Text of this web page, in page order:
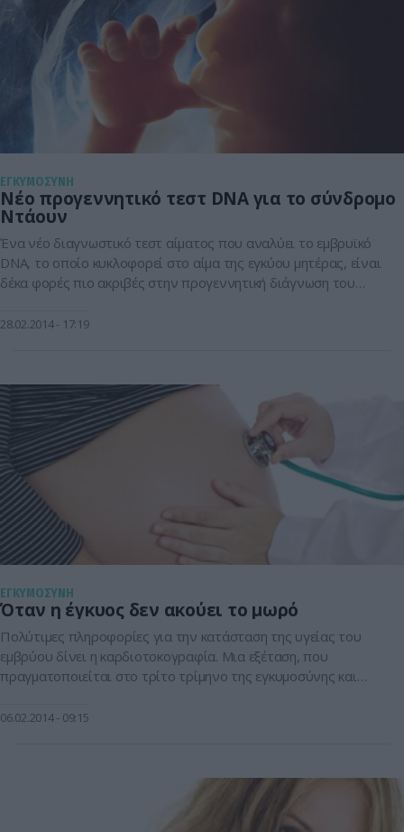
ΕΓΚΥΜΟΣΥΝΗ
Νέο προγεννητικό τεστ DNA για το σύνδρομο
Ντάουν
Ένα νέο διαγνωστικό τεστ αίματος που αναλύει το εμβρυϊκό
DNA, το οποίο κυκλοφορεί στο αίμα της εγκύου μητέρας, είναι
δέκα φορές πιο ακριβές στην προγεννητική διάγνωση του
παιδιού, σε σχέση με τα υπάρχοντα τεστ αίματος και
28.02.2014 17:19
ΕΓΚΥΜΟΣΥΝΗ
Όταν η έγκυος δεν ακούει το μωρό
Πολύτιμες πληροφορίες για την κατάσταση της υγείας του
εμβρύου δίνει η καρδιοτοκογραφία. Μια εξέταση, που
πραγματοποιείται στο τρίτο τρίμηνο της εγκυμοσύνης και
διαπιστώσει τη φυσική κατάστασης του εμβρύου, την
εξέταση αυτή πραγματοποιείται κατά […]
06.02.2014 09:15